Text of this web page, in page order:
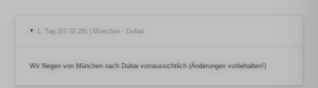
▸ 1. Tag (07.02.26) | München - Dubai
Wir fliegen von München nach Dubai vorraussichtlich (Änderungen vorbehalten!)